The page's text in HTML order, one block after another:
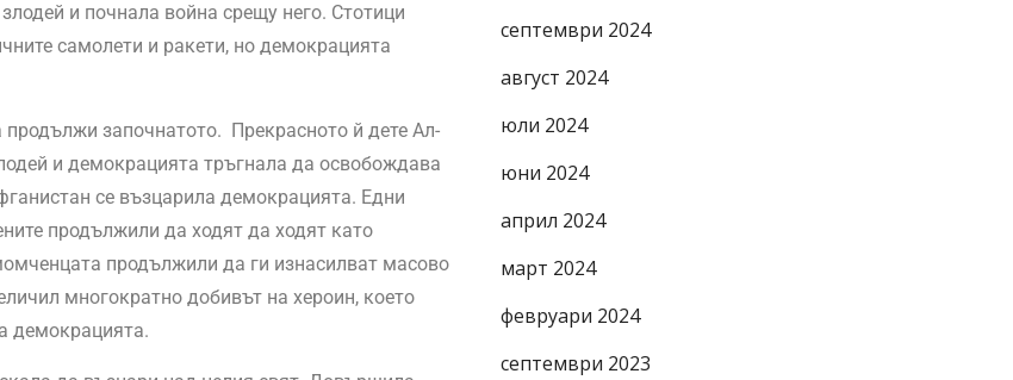
и почнала война срещу него. Стотици
самолети и ракети, но демокрацията
започнатото. Прекрасното й дете Ал-
и демокрацията тръгнала да освобождава
се възцарила демокрацията. Едни
продължили да ходят да ходят като
продължили да ги изнасилват масово
многократно добивът на хероин, което
демокрацията.
септември 2024
август 2024
юли 2024
юни 2024
април 2024
март 2024
февруари 2024
септември 2023